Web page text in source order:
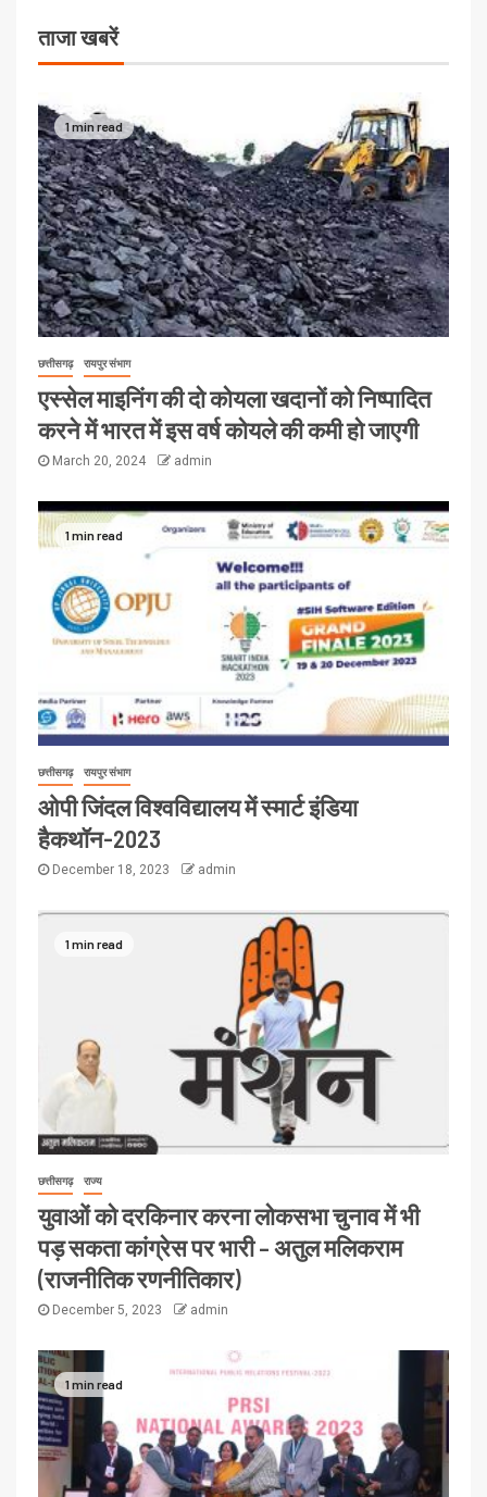
ताजा खबरें
1 min read
छत्तीसगढ़ रायपुर संभाग
एस्सेल माइनिंग की दो कोयला खदानों को निष्पादित
करने में भारत में इस वर्ष कोयले की कमी हो जाएगी
March 20, 2024 admin
1 min read
छत्तीसगढ़ रायपुर संभाग
ओपी जिंदल विश्वविद्यालय में स्मार्ट इंडिया
हैकथॉन-2023
December 18, 2023 admin
1 min read
छत्तीसगढ़ राज्य
युवाओं को दरकिनार करना लोकसभा चुनाव में भी
पड़ सकता कांग्रेस पर भारी – अतुल मलिकराम
(राजनीतिक रणनीतिकार)
December 5, 2023 admin
1 min read